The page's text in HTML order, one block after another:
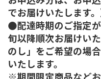
でお届けいたします。
●配達時期のご指定
旬以降順次お届けい
のし」をご希望の場
いたします。
※期間限定商品など